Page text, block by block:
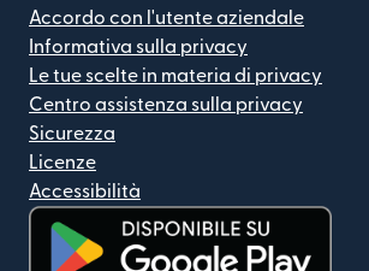
Accordo con l'utente aziendale
Informativa sulla privacy
Le tue scelte in materia di privacy
Centro assistenza sulla privacy
Sicurezza
Licenze
Accessibilità